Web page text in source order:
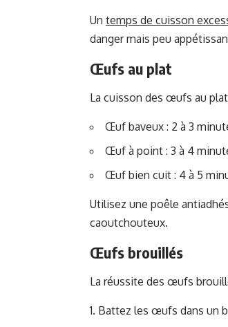
Un temps de cuisson
danger mais peu
Œufs au plat
La cuisson des œufs au
Œuf baveux : 2 à 3
Œuf à point : 3 à 4
Œuf bien cuit : 4 à 5
Utilisez une poêle
caoutchouteux.
Œufs brouillés
La réussite des œufs
Battez les œufs dans un